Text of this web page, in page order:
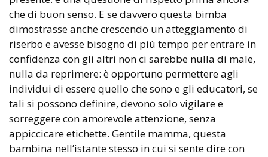
che di buon senso. E se davvero questa bimba
dimostrasse anche crescendo un atteggiamento di
riserbo e avesse bisogno di più tempo per entrare in
confidenza con gli altri non ci sarebbe nulla di male,
nulla da reprimere: è opportuno permettere agli
individui di essere quello che sono e gli educatori, se
tali si possono definire, devono solo vigilare e
sorreggere con amorevole attenzione, senza
appiccicare etichette. Gentile mamma, questa
bambina nell’istante stesso in cui si sente dire con